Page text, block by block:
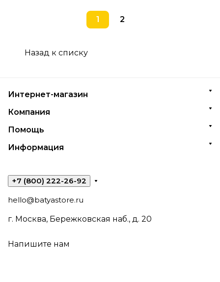
1 2
Назад к списку
Интернет-магазин
Компания
Помощь
Информация
+7 (800) 222-26-92
hello@batyastore.ru
г. Москва, Бережковская наб., д. 20
Напишите нам